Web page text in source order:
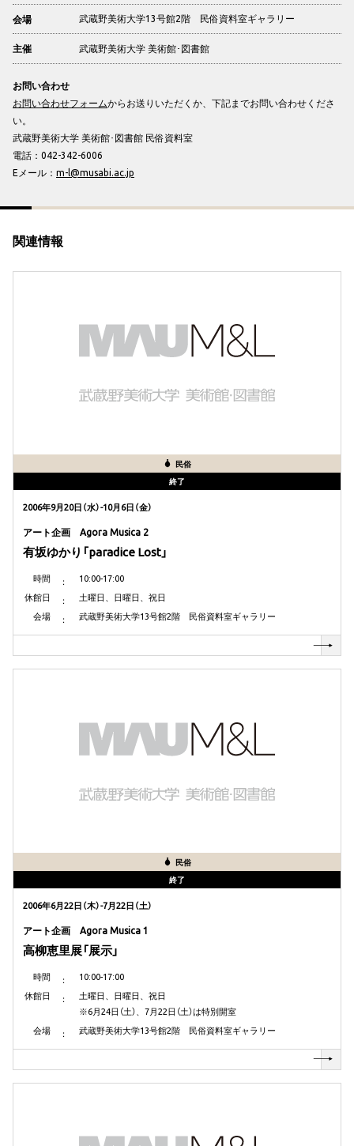
会場 武蔵野美術大学13号館2階 民俗資料室ギャラリー
主催 武蔵野美術大学 美術館･図書館
お問い合わせ
お問い合わせフォームからお送りいただくか、下記までお問い合わせくださ
い。
武蔵野美術大学 美術館･図書館 民俗資料室
電話：042-342-6006
Eメール： m-l@musabi.ac.jp
関連情報
民俗
終了
2006年9月20日（水）-10月6日（金）
アート企画 Agora Musica 2
有坂ゆかり「paradice Lost」
時間
10:00-17:00
休館日
土曜日、日曜日、祝日
会場
武蔵野美術大学13号館2階 民俗資料室ギャラリー
民俗
終了
2006年6月22日（木）-7月22日（土）
アート企画 Agora Musica 1
高柳恵里展「展示」
時間
10:00-17:00
休館日
土曜日、日曜日、祝日
※6月24日（土）、7月22日（土）は特別開室
会場
武蔵野美術大学13号館2階 民俗資料室ギャラリー